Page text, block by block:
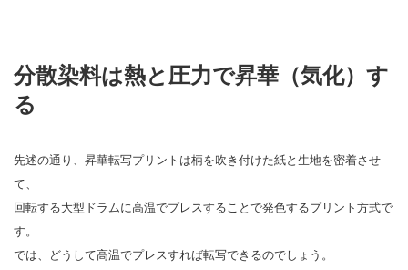
分散染料は熱と圧力で昇華（気化）す
る
先述の通り、昇華転写プリントは柄を吹き付けた紙と生地を密着させ
て、
回転する大型ドラムに高温でプレスすることで発色するプリント方式で
す。
では、どうして高温でプレスすれば転写できるのでしょう。